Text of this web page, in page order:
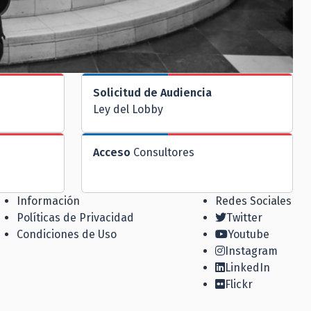
Solicitud de Audiencia
Ley del Lobby
Acceso Consultores
Información
Políticas de Privacidad
Condiciones de Uso
Redes Sociales
Twitter
Youtube
Instagram
LinkedIn
Flickr